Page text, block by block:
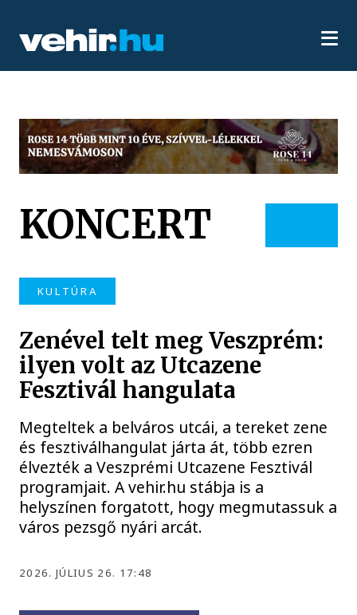
KONCERT
KULTÚRA
Zenével telt meg Veszprém:
ilyen volt az Utcazene
Fesztivál hangulata
Megteltek a belváros utcái, a tereket zene
és fesztiválhangulat járta át, több ezren
élvezték a Veszprémi Utcazene Fesztivál
programjait. A vehir.hu stábja is a
helyszínen forgatott, hogy megmutassuk a
város pezsgő nyári arcát.
2026. JÚLIUS 26. 17:48